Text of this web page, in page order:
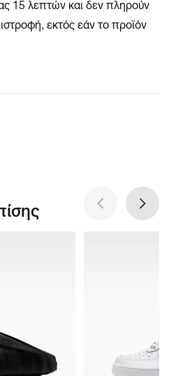
15 λεπτών και δεν πληρούν
εκτός εάν το προϊόν